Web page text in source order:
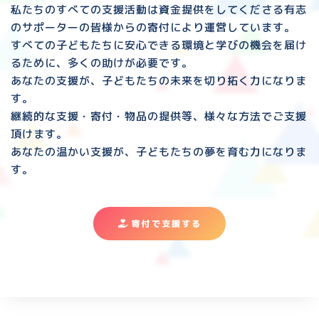
私たちのすべての支援活動は資金提供をしてくださる有志
のサポーターの皆様からの寄付により運営しています。
すべての子どもたちに安心できる環境と 学びの機会を届け
るために、多くの助けが必要です。
あなたの支援が、子どもたちの未来を切り拓く力になりま
す。
継続的な支援・寄付・物品の提供等、様々な方法でご支援
頂けます。
あなたの温かい支援が、子どもたちの夢を育む力になりま
す。
寄付で支援する